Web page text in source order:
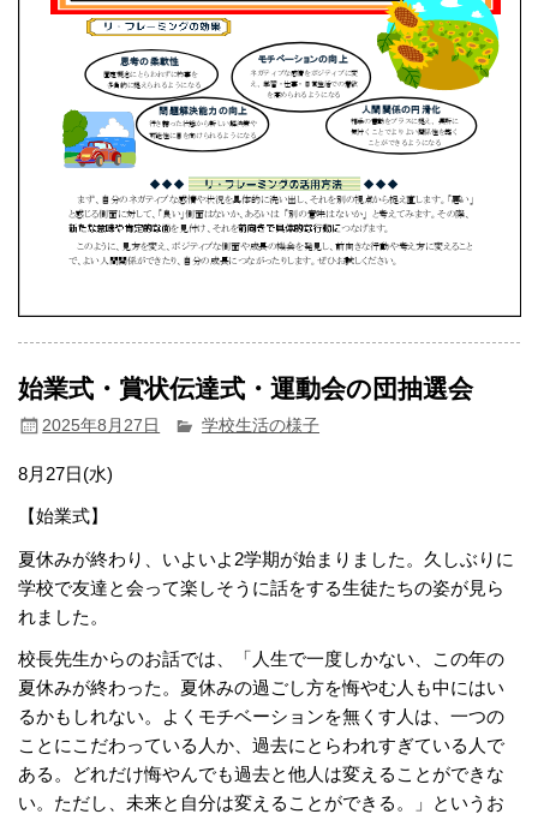
始業式・賞状伝達式・運動会の団抽選会
2025年8月27日 学校生活の様子
8月27日(水)
【始業式】
夏休みが終わり、いよいよ2学期が始まりました。久しぶりに
学校で友達と会って楽しそうに話をする生徒たちの姿が見ら
れました。
校長先生からのお話では、「人生で一度しかない、この年の
夏休みが終わった。夏休みの過ごし方を悔やむ人も中にはい
るかもしれない。よくモチベーションを無くす人は、一つの
ことにこだわっている人か、過去にとらわれすぎている人で
ある。どれだけ悔やんでも過去と他人は変えることができな
い。ただし、未来と自分は変えることができる。」というお